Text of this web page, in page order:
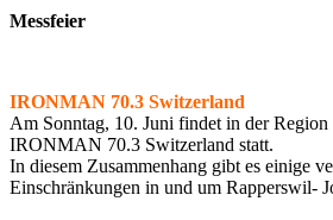
Messfeier
IRONMAN 70.3 Switzerland
Am Sonntag, 10. Juni findet in der Region
IRONMAN 70.3 Switzerland statt.
In diesem Zusammenhang gibt es einige
Einschränkungen in und um Rapperswil-